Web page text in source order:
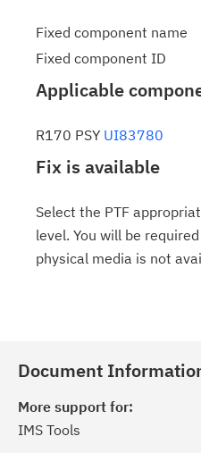
Fixed component name
Fixed component ID
Applicable
R170 PSY UI83780
Fix is available
Select the PTF
level. You will be
physical media is not
Document
More support for:
IMS Tools